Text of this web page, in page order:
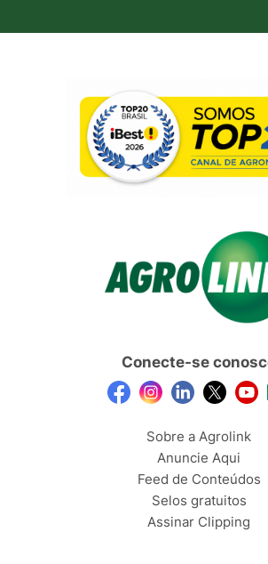
Conecte-se
Sobre a Agrolink
Anuncie Aqui
Feed de Conteúdos
Selos gratuitos
Assinar Clipping